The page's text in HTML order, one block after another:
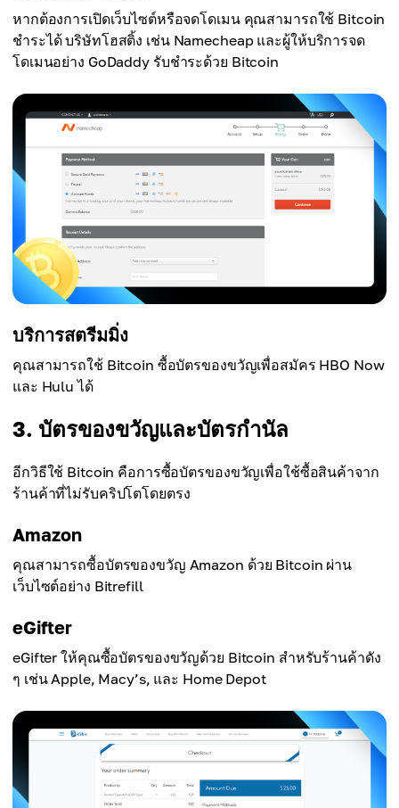
หากต้องการเปิดเว็บไซต์หรือจดโดเมน คุณสามารถใช้ Bitcoin
ชำระได้ บริษัทโฮสติ้ง เช่น Namecheap และผู้ให้บริการจด
โดเมนอย่าง GoDaddy รับชำระด้วย Bitcoin
บริการสตรีมมิ่ง
คุณสามารถใช้ Bitcoin ซื้อบัตรของขวัญเพื่อสมัคร HBO Now
และ Hulu ได้
3. บัตรของขวัญและบัตรกำนัล
อีกวิธีใช้ Bitcoin คือการซื้อบัตรของขวัญเพื่อใช้ซื้อสินค้าจาก
ร้านค้าที่ไม่รับคริปโตโดยตรง
Amazon
คุณสามารถซื้อบัตรของขวัญ Amazon ด้วย Bitcoin ผ่าน
เว็บไซต์อย่าง Bitrefill
eGifter
eGifter ให้คุณซื้อบัตรของขวัญด้วย Bitcoin สำหรับร้านค้าดัง
ๆ เช่น Apple, Macy’s, และ Home Depot